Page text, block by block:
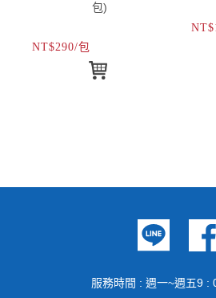
包)
NT$290/包
服務時間 : 週一~週五9 :